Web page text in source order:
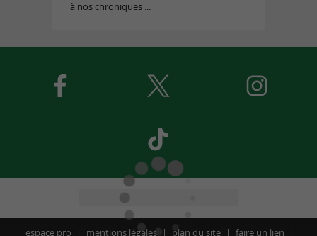
à nos chroniques ...
espace pro mentions légales plan du site faire un lien